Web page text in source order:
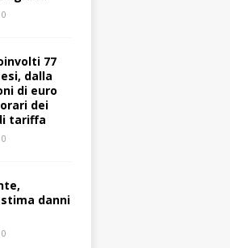
0
77
dalla
di euro
dei
tariffa
0
danni
0